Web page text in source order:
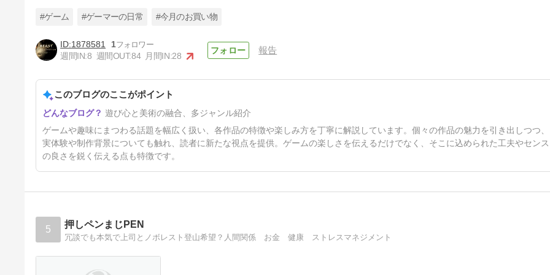
7日前
#ゲーム #ゲーマーの日常 #今月のお買い物
1878581
1
週間IN:8 週間OUT:84 月間IN:28
報告
このブログのここがポイント
遊び心と美術の融合、多ジャンル紹介
ゲームや趣味にまつわる話題を幅広く扱い、各作品の特徴や楽しみ方を丁寧に解説しています。個々の作品の魅力を引き出しつつ、
実体験や制作背景についても触れ、読者に新たな視点を提供。ゲームの楽しさを伝えるだけでなく、そこに込められた工夫やセンス
の良さを鋭く伝える点も特徴です。
5 押しペンまじPEN
冗談でも本気で上司とノボレスト登山希望？人間関係 お金 健康 ストレスマネジメント